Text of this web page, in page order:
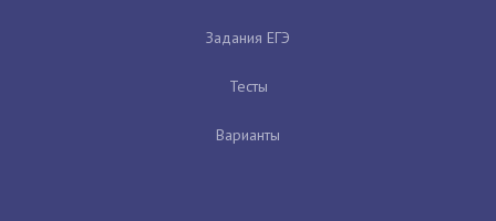
Задания ЕГЭ
Тесты
Варианты